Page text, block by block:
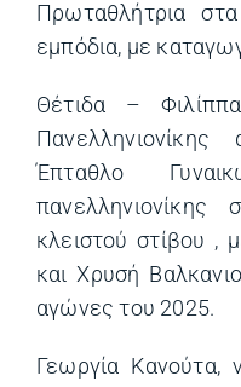
Πρωταθλήτρια
εμπόδια, με
Θέτιδα –
Έπταθλο
πανελληνιονίκης
κλειστού στίβου ,
και Χρυσή
αγώνες του 2025.
Γεωργία Κανούτα,